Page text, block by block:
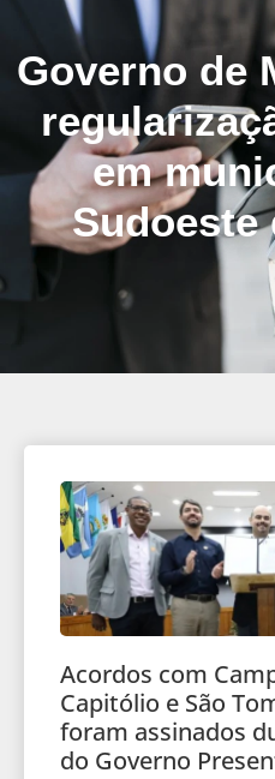
Governo de
em
Sudoeste
Acordos com
Capitólio e São
foram assinados
do Governo